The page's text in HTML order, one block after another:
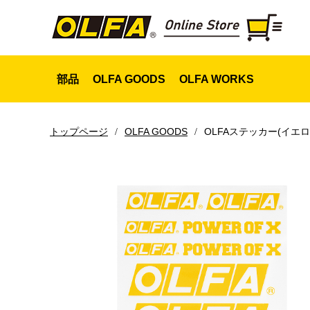
部品
スライダー
OLFA GOODS OLFA WORKS
トップページ OLFA GOODS OLFAステッカー(イエ